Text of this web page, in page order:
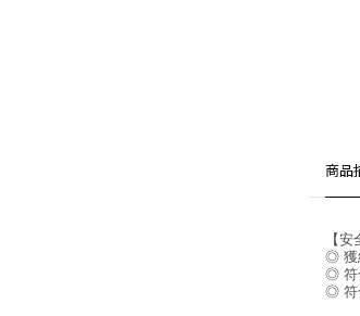
商品
【安
◎ 獲
◎ 符
◎ 符